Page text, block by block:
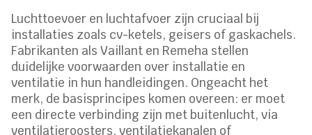
Luchttoevoer en luchtafvoer zijn cruciaal bij
installaties zoals cv-ketels, geisers of gaskachels.
Fabrikanten als Vaillant en Remeha stellen
duidelijke voorwaarden over installatie en
ventilatie in hun handleidingen. Ongeacht het
merk, de basisprincipes komen overeen: er moet
een directe verbinding zijn met buitenlucht, via
ventilatieroosters, ventilatiekanalen of